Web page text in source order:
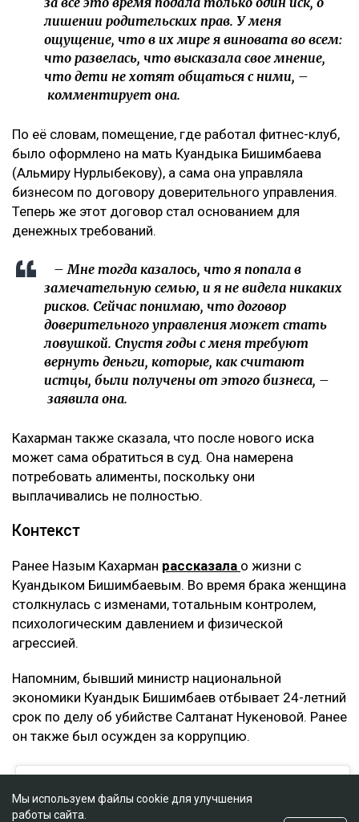
лишении родительских прав. У меня
ощущение, что в их мире я виновата во всем:
что развелась, что высказала свое мнение,
что дети не хотят общаться с ними, –
комментирует она.
По её словам, помещение, где работал фитнес-клуб,
было оформлено на мать Куандыка Бишимбаева
(Альмиру Нурлыбекову), а сама она управляла
бизнесом по договору доверительного управления.
Теперь же этот договор стал основанием для
денежных требований.
– Мне тогда казалось, что я попала в
замечательную семью, и я не видела никаких
рисков. Сейчас понимаю, что договор
доверительного управления может стать
ловушкой. Спустя годы с меня требуют
вернуть деньги, которые, как считают
истцы, были получены от этого бизнеса, –
заявила она.
Кахарман также сказала, что после нового иска
может сама обратиться в суд. Она намерена
потребовать алименты, поскольку они
выплачивались не полностью.
Контекст
Ранее Назым Кахарман рассказала о жизни с
Куандыком Бишимбаевым. Во время брака женщина
столкнулась с изменами, тотальным контролем,
психологическим давлением и физической
агрессией.
Напомним, бывший министр национальной
экономики Куандык Бишимбаев отбывает 24-летний
срок по делу об убийстве Салтанат Нукеновой. Ранее
он также был осужден за коррупцию.
Мы используем файлы cookie для улучшения
работы сайта.